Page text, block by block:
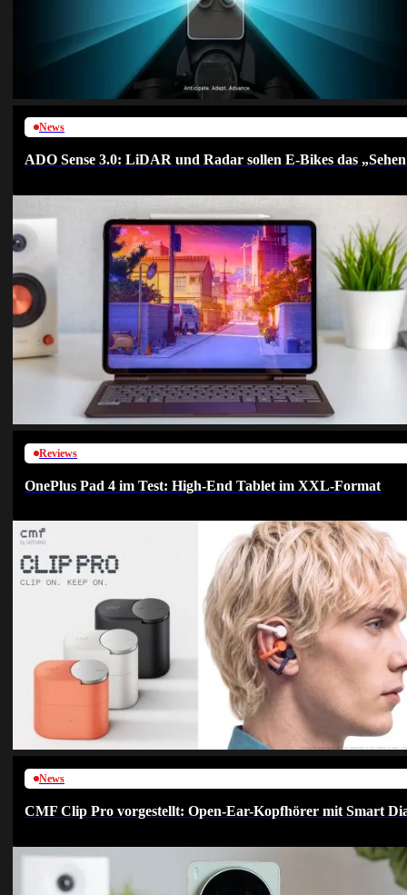
News
ADO Sense 3.0: LiDAR und Radar sollen E-Bikes das
Reviews
OnePlus Pad 4 im Test: High-End Tablet im XXL-Format
News
CMF Clip Pro vorgestellt: Open-Ear-Kopfhörer mit Smart